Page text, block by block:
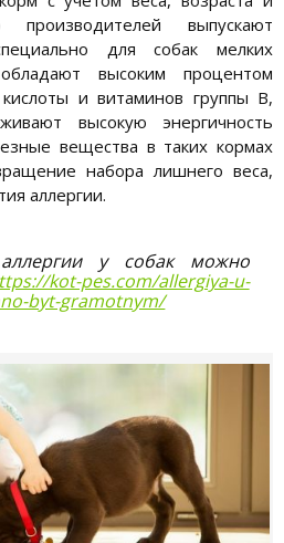
выпускают
для собак мелких
высоким процентом
и витаминов группы В,
высокую энергичность
вещества в таких кормах
набора лишнего веса,
аллергии.
у собак можно
kot-pes.com/allergiya-u-
byt-gramotnym/